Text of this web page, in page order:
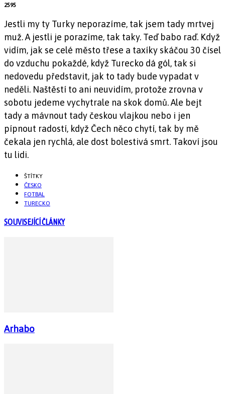
2595
Jestli my ty Turky neporazíme, tak jsem tady mrtvej
muž. A jestli je porazíme, tak taky. Teď babo raď. Když
vidím, jak se celé město třese a taxíky skáčou 30 čísel
do vzduchu pokaždé, když Turecko dá gól, tak si
nedovedu představit, jak to tady bude vypadat v
neděli. Naštěstí to ani neuvidím, protože zrovna v
sobotu jedeme vychytrale na skok domů. Ale bejt
tady a mávnout tady českou vlajkou nebo i jen
pípnout radostí, když Čech něco chytí, tak by mě
čekala jen rychlá, ale dost bolestivá smrt. Takoví jsou
tu lidi.
ŠTÍTKY
ČESKO
FOTBAL
TURECKO
SOUVISEJÍCÍ ČLÁNKY
Arhabo